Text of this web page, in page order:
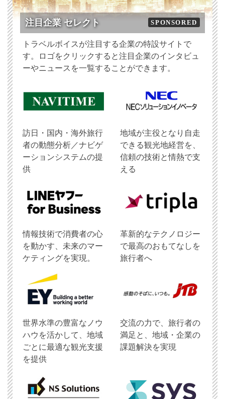
注目企業 セレクト SPONSORED
トラベルボイスが注目する企業の特設サイトで
す。ロゴをクリックすると注目企業のインタビュ
ーやニュースを一覧することができます。
訪日・国内・海外旅行
者の動態分析／ナビゲ
ーションシステムの提
供
地域が主役となり自走
できる観光地経営を、
信頼の技術と情熱で支
える
情報技術で消費者の心
を動かす、未来のマー
ケティングを実現。
革新的なテクノロジー
で最高のおもてなしを
旅行者へ
世界水準の豊富なノウ
ハウを活かして、地域
ごとに最適な観光支援
を提供
交流の力で、旅行者の
満足と、地域・企業の
課題解決を実現